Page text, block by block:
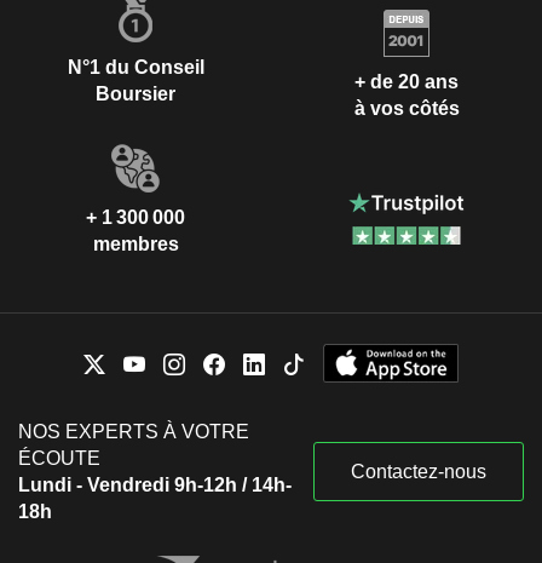
N°1 du Conseil
Boursier
+ de 20 ans
à vos côtés
+ 1 300 000
membres
NOS EXPERTS À VOTRE
ÉCOUTE
Lundi - Vendredi 9h-12h / 14h-
18h
Contactez-nous